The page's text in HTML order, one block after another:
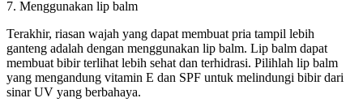
7. Menggunakan lip balm
Terakhir, riasan wajah yang dapat membuat pria tampil lebih
ganteng adalah dengan menggunakan lip balm. Lip balm dapat
membuat bibir terlihat lebih sehat dan terhidrasi. Pilihlah lip balm
yang mengandung vitamin E dan SPF untuk melindungi bibir dari
sinar UV yang berbahaya.